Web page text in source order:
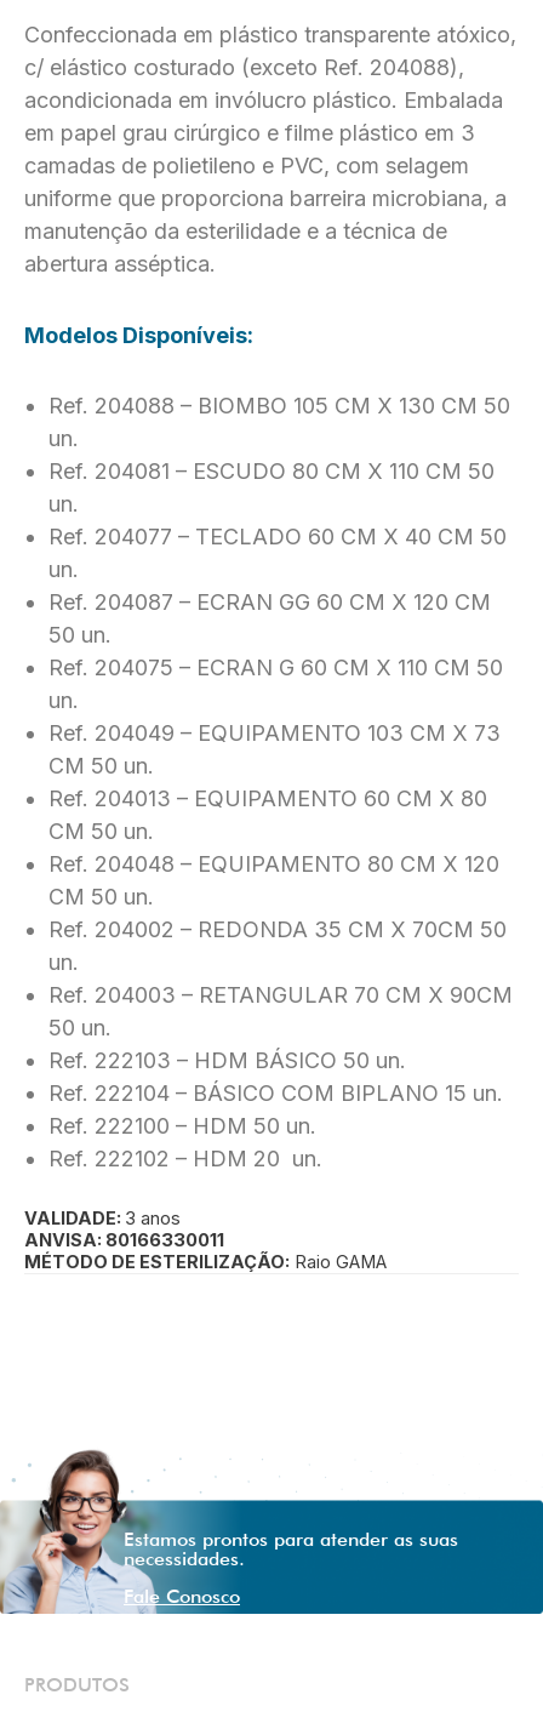
Confeccionada em plástico transparente atóxico,
c/ elástico costurado (exceto Ref. 204088),
acondicionada em invólucro plástico. Embalada
em papel grau cirúrgico e filme plástico em 3
camadas de polietileno e PVC, com selagem
uniforme que proporciona barreira microbiana, a
manutenção da esterilidade e a técnica de
abertura asséptica.
Modelos Disponíveis:
Ref. 204088 – BIOMBO 105 CM X 130 CM 50
un.
Ref. 204081 – ESCUDO 80 CM X 110 CM 50
un.
Ref. 204077 – TECLADO 60 CM X 40 CM 50
un.
Ref. 204087 – ECRAN GG 60 CM X 120 CM
50 un.
Ref. 204075 – ECRAN G 60 CM X 110 CM 50
un.
Ref. 204049 – EQUIPAMENTO 103 CM X 73
CM 50 un.
Ref. 204013 – EQUIPAMENTO 60 CM X 80
CM 50 un.
Ref. 204048 – EQUIPAMENTO 80 CM X 120
CM 50 un.
Ref. 204002 – REDONDA 35 CM X 70CM 50
un.
Ref. 204003 – RETANGULAR 70 CM X 90CM
50 un.
Ref. 222103 – HDM BÁSICO 50 un.
Ref. 222104 – BÁSICO COM BIPLANO 15 un.
Ref. 222100 – HDM 50 un.
Ref. 222102 – HDM 20 un.
VALIDADE: 3 anos
ANVISA: 80166330011
MÉTODO DE ESTERILIZAÇÃO: Raio GAMA
Estamos prontos para atender as suas
necessidades.
Fale Conosco
PRODUTOS